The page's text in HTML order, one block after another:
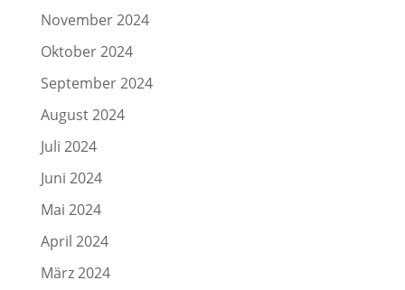
November 2024
Oktober 2024
September 2024
August 2024
Juli 2024
Juni 2024
Mai 2024
April 2024
März 2024